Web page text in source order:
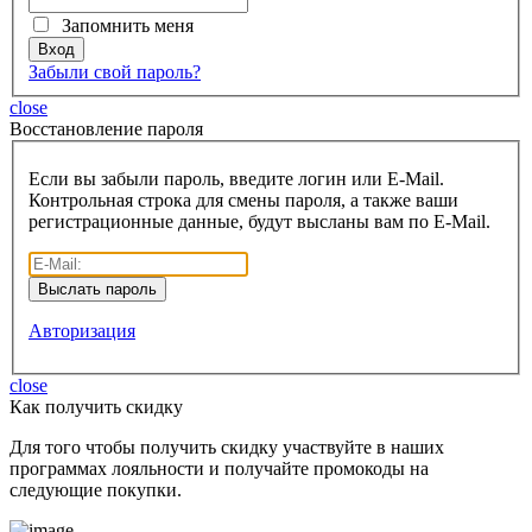
Запомнить меня
Забыли свой пароль?
close
Восcтановление пароля
Если вы забыли пароль, введите логин или E-Mail.
Контрольная строка для смены пароля, а также ваши
регистрационные данные, будут высланы вам по E-Mail.
Авторизация
close
Как получить скидку
Для того чтобы получить скидку участвуйте в наших
программах лояльности и получайте промокоды на
следующие покупки.